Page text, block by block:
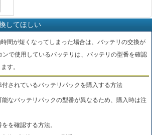
してほしい
間が短くなってしまった場合は、バッテリの交換が
ンで使用しているバッテリは、バッテリの型番を確認
す。
付されているバッテリパックを購入する方法
なバッテリパックの型番が異なるため、購入時は注
を確認する方法。